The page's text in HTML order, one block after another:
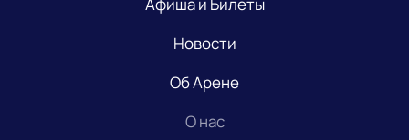
Афиша и Билеты
Новости
Об Арене
О нас